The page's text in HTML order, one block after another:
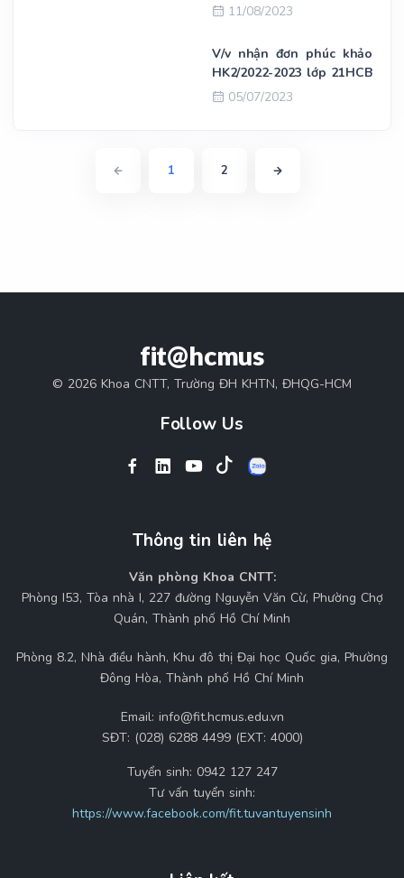
11/08/2023
V/v nhận đơn phúc khảo
HK2/2022-2023 lớp 21HCB
05/07/2023
1 2
fit@hcmus
© 2026 Khoa CNTT, Trường ĐH KHTN, ĐHQG-HCM
Follow Us
Thông tin liên hệ
Văn phòng Khoa CNTT:
Phòng I53, Tòa nhà I, 227 đường Nguyễn Văn Cừ, Phường Chợ
Quán, Thành phố Hồ Chí Minh
Phòng 8.2, Nhà điều hành, Khu đô thị Đại học Quốc gia, Phường
Đông Hòa, Thành phố Hồ Chí Minh
Email: info@fit.hcmus.edu.vn
SĐT: (028) 6288 4499 (EXT: 4000)
Tuyển sinh: 0942 127 247
Tư vấn tuyển sinh:
https://www.facebook.com/fit.tuvantuyensinh